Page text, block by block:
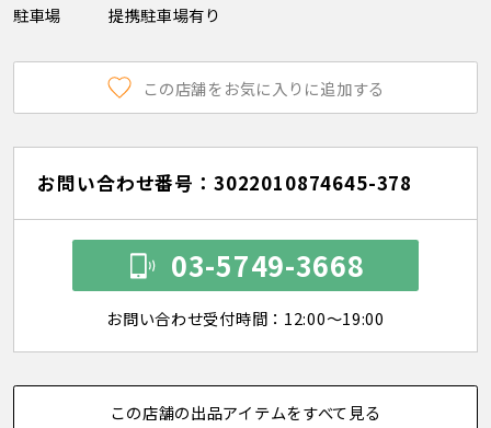
駐車場
提携駐車場有り
この店舗をお気に入りに追加する
お問い合わせ番号：3022010874645-378
03-5749-3668
お問い合わせ受付時間：12:00～19:00
この店舗の出品アイテムをすべて見る